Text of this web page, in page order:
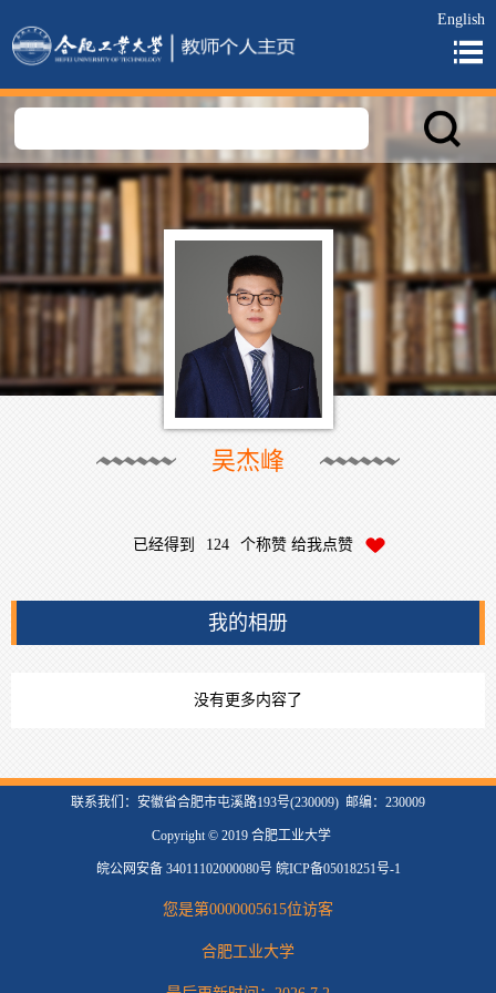
English
吴杰峰
已经得到 124 个称赞 给我点赞
我的相册
没有更多内容了
联系我们：安徽省合肥市屯溪路193号(230009) 邮编：230009
Copyright © 2019 合肥工业大学
皖公网安备 34011102000080号 皖ICP备05018251号-1
您是第0000005615位访客
合肥工业大学